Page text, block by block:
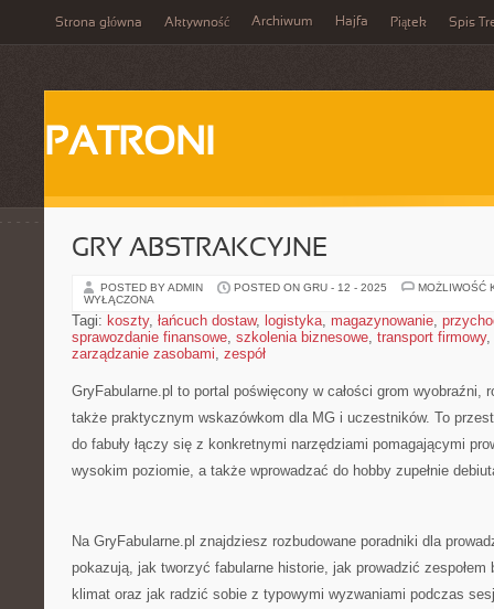
Strona główna Aktywność Archiwum Hajfa Piątek Spis
PATRONI
GRY ABSTRAKCYJNE
POSTED BY ADMIN POSTED ON GRU - 12 - 2025
MOŻLIWOŚĆ
WYŁĄCZONA
Tagi: koszty, łańcuch dostaw, logistyka, magazynowanie,
sprawozdanie finansowe, szkolenia biznesowe, transport firmowy,
zarządzanie zasobami, zespół
GryFabularne.pl to portal poświęcony w całości grom wyobraźni,
także praktycznym wskazówkom dla MG i uczestników. To
do fabuły łączy się z konkretnymi narzędziami pomagającymi
wysokim poziomie, a także wprowadzać do hobby zupełnie
Na GryFabularne.pl znajdziesz rozbudowane poradniki dla
pokazują, jak tworzyć fabularne historie, jak prowadzić zespołem
klimat oraz jak radzić sobie z typowymi wyzwaniami podczas